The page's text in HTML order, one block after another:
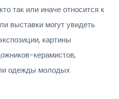
так или иначе относится к
выставки могут увидеть
картины
керамистов,
одежды молодых